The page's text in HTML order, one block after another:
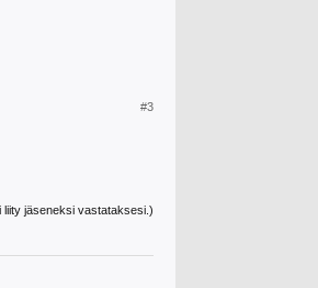
#3
liity jäseneksi vastataksesi.)